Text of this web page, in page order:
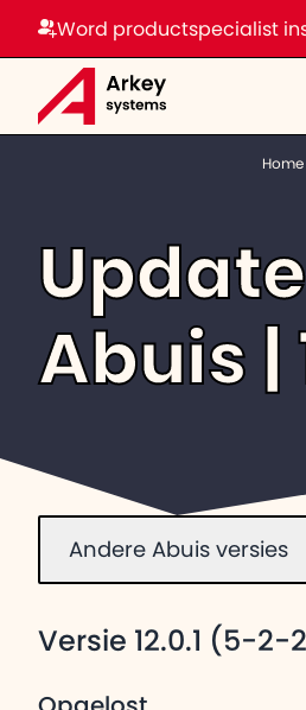
Word productspecialist
Home
Update |
Abuis |
Andere Abuis versies
Versie 12.0.1 (5-2-